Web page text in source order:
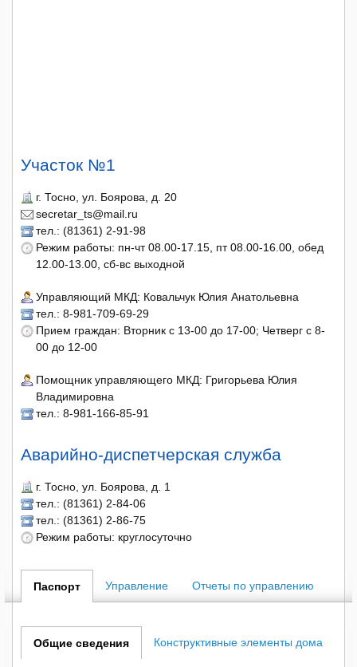
Участок №1
г. Тосно, ул. Боярова, д. 20
secretar_ts@mail.ru
тел.: (81361) 2-91-98
Режим работы: пн-чт 08.00-17.15, пт 08.00-16.00, обед
12.00-13.00, сб-вс выходной
Управляющий МКД: Ковальчук Юлия Анатольевна
тел.: 8-981-709-69-29
Прием граждан: Вторник с 13-00 до 17-00; Четверг с 8-
00 до 12-00
Помощник управляющего МКД: Григорьева Юлия
Владимировна
тел.: 8-981-166-85-91
Аварийно-диспетчерская служба
г. Тосно, ул. Боярова, д. 1
тел.: (81361) 2-84-06
тел.: (81361) 2-86-75
Режим работы: круглосуточно
Паспорт Управление Отчеты по управлению
Общие сведения Конструктивные элементы дома